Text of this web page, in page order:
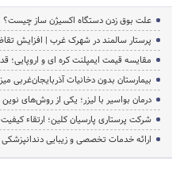
علت بوق زدن دستگاه اکسیژن ساز چیست؟
پرستار سالمند در شهرک غرب | افزایش
مقایسه قیمت ایمپلنت کره ای و اروپایی؛
بیمارستان بدون دخانیات آذربایجان‌غربی
درمان بواسیر با لیزر؛ یکی از روش‌های
شرکت پرستاری پارسیان کلین؛ ارتقاء
ارائه خدمات تخصصی و زیبایی